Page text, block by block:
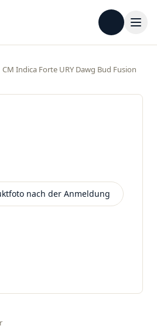
CM Indica Forte URY Dawg Bud Fusion
nach der Anmeldung